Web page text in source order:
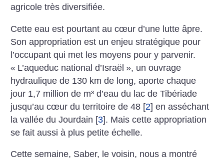
agricole très diversifiée.
Cette eau est pourtant au cœur d’une lutte âpre.
Son appropriation est un enjeu stratégique pour
l’occupant qui met les moyens pour y parvenir.
« L’aqueduc national ­d’­Israël », un ouvrage
hydraulique de 130 km de long, aporte chaque
jour 1,7 million de m³ d’eau du lac de Tibériade
jusqu’au cœur du territoire de 48 [2] en asséchant
la vallée du Jourdain [3]. Mais cette appropriation
se fait aussi à plus petite échelle.
Cette semaine, Saber, le voisin, nous a montré